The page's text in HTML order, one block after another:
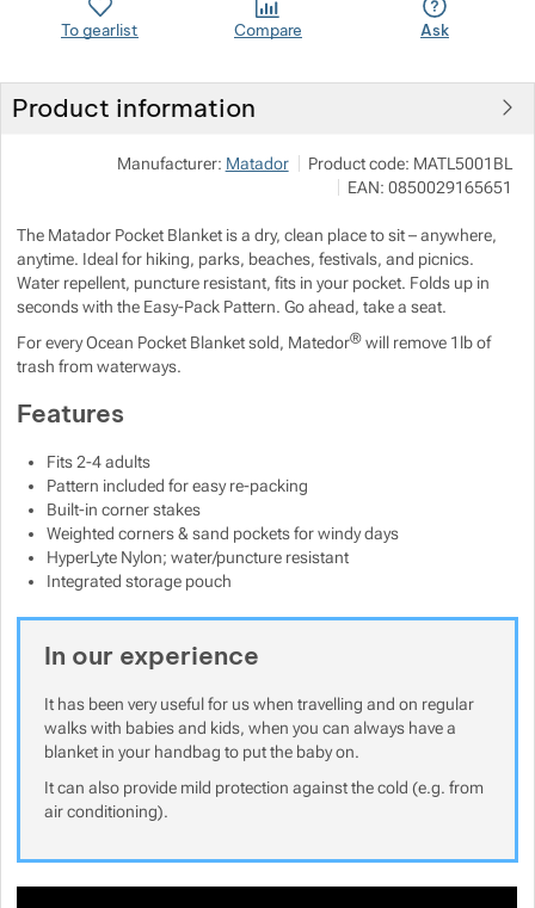
To gearlist Compare Ask
Product information
Manufacturer: Matador Product code: MATL5001BL
EAN: 0850029165651
The Matador Pocket Blanket is a dry, clean place to sit – anywhere,
anytime. Ideal for hiking, parks, beaches, festivals, and picnics.
Water repellent, puncture resistant, fits in your pocket. Folds up in
seconds with the Easy-Pack Pattern. Go ahead, take a seat.
For every Ocean Pocket Blanket sold, Matedor® will remove 1lb of
trash from waterways.
Features
Fits 2-4 adults
Pattern included for easy re-packing
Built-in corner stakes
Weighted corners & sand pockets for windy days
HyperLyte Nylon; water/puncture resistant
Integrated storage pouch
In our experience
It has been very useful for us when travelling and on regular
walks with babies and kids, when you can always have a
blanket in your handbag to put the baby on.
It can also provide mild protection against the cold (e.g. from
air conditioning).
Show more
Show more
Show more
Show more